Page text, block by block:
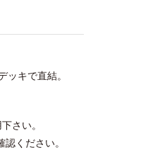
キで直結。
さい。
ください。